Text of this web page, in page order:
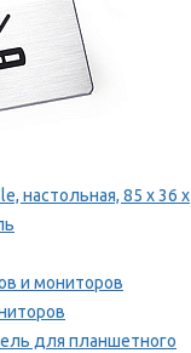
настольная, 85 x 36 x
и мониторов
для планшетного